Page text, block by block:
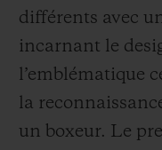
différents avec
incarnant le
l’emblématique
la
un boxeur. Le